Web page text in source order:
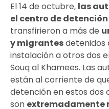
El 14 de octubre, las
el centro de
transfirieron a más de
y migrantes
instalación a otros dos
Souq al Khamees. Las
están al corriente de
detención en estos dos
son extremadamente